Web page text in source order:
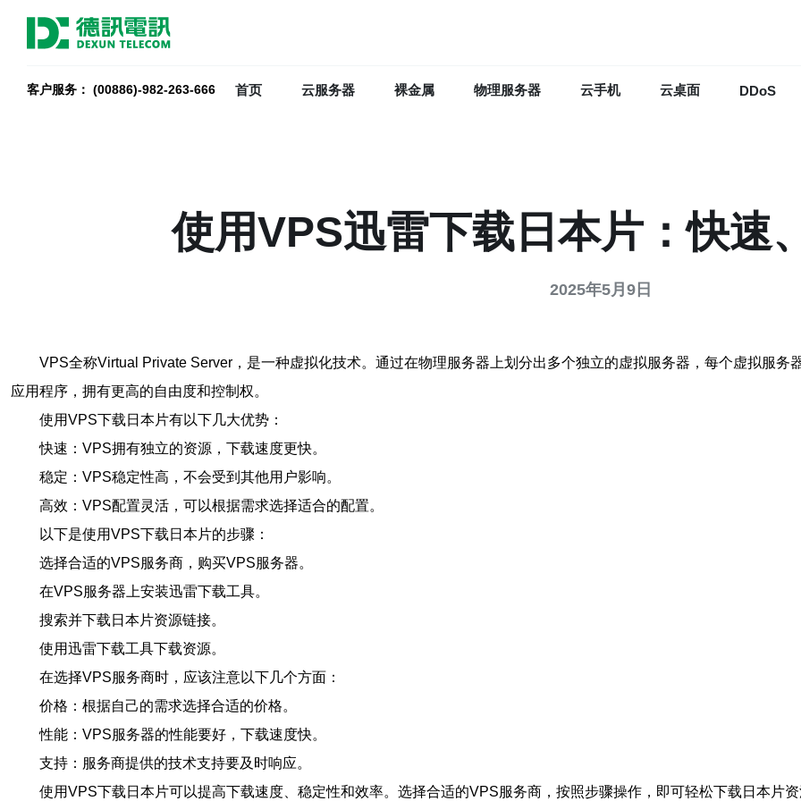
客户服务： (00886)-982-263-666 首页 云服务器 裸金属 物理服务器 云手机 云桌面 DDoS
使用VPS迅雷下载日本片：快速
2025年5月9日
VPS全称Virtual Private Server，是一种虚拟化技术。通过在物理服务器上划分出多个独立的虚拟服务器，每个虚拟服
应用程序，拥有更高的自由度和控制权。
使用VPS下载日本片有以下几大优势：
快速：VPS拥有独立的资源，下载速度更快。
稳定：VPS稳定性高，不会受到其他用户影响。
高效：VPS配置灵活，可以根据需求选择适合的配置。
以下是使用VPS下载日本片的步骤：
选择合适的VPS服务商，购买VPS服务器。
在VPS服务器上安装迅雷下载工具。
搜索并下载日本片资源链接。
使用迅雷下载工具下载资源。
在选择VPS服务商时，应该注意以下几个方面：
价格：根据自己的需求选择合适的价格。
性能：VPS服务器的性能要好，下载速度快。
支持：服务商提供的技术支持要及时响应。
使用VPS下载日本片可以提高下载速度、稳定性和效率。选择合适的VPS服务商，按照步骤操作，即可轻松下载日本片